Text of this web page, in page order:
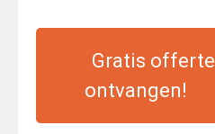
Gratis offerte
ontvangen!